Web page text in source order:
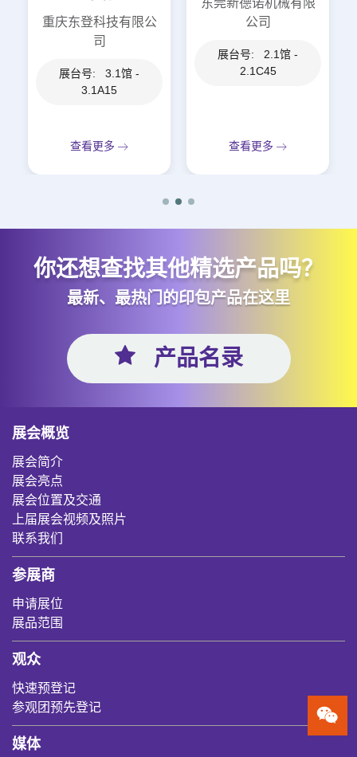
重庆东登科技有限公
司
展台号: 3.1馆 -
3.1A15
查看更多
公司
展台号: 2.1馆 -
2.1C45
查看更多
你还想查找其他精选产品吗？
最新、最热门的印包产品在这里
产品名录
展会概览
展会简介
展会亮点
展会位置及交通
上届展会视频及照片
联系我们
参展商
申请展位
展品范围
观众
快速预登记
参观团预先登记
媒体